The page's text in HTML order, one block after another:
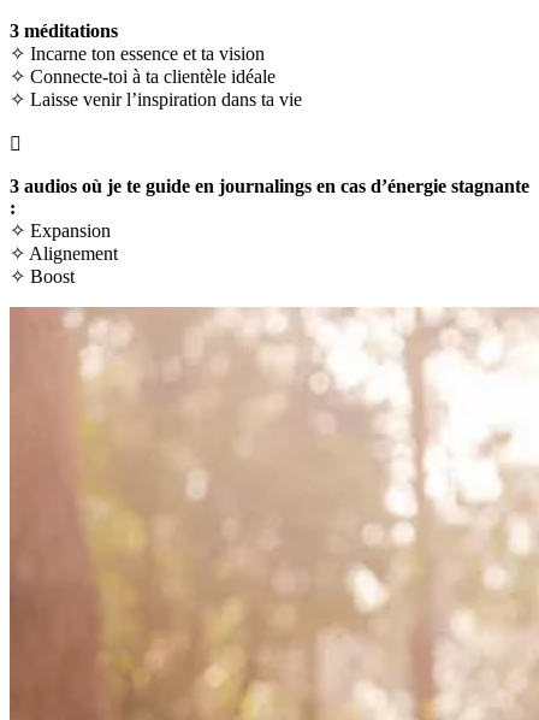
3 méditations
✧ Incarne ton essence et ta vision
✧ Connecte-toi à ta clientèle idéale
✧ Laisse venir l’inspiration dans ta vie

3 audios où je te guide en journalings en cas d’énergie stagnante
:
✧ Expansion
✧ Alignement
✧ Boost